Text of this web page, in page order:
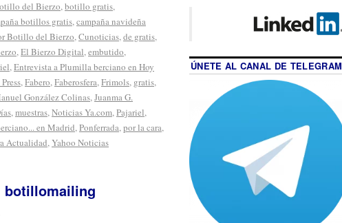
del Bierzo, botillo gratis,
botillos gratis, campaña navideña
Botillo del Bierzo, Cunoticias, de gratis,
, El Bierzo Digital, embutido,
, Entrevista a Plumilla berciano en Hoy
, Fabero, Faberosfera, Frimols, gratis,
González Colinas, Juanma G.
, muestras, Noticias Ya.com, Pajariel,
en Madrid, Ponferrada, por la cara,
Actualidad, Yahoo Noticias
botillomailing
ÚNETE AL CANAL DE TELEGRAM